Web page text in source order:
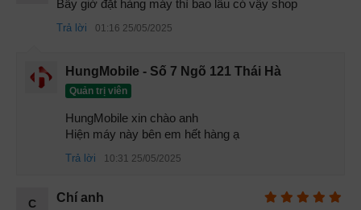
Bây giờ đặt hàng máy thì bao lâu có vậy shop
Trả lời 01:16 25/05/2025
HungMobile - Số 7 Ngõ 121 Thái Hà
Quản trị viên
HungMobile xin chào anh
Hiện máy này bên em hết hàng ạ
Trả lời 10:31 25/05/2025
C
Chí anh